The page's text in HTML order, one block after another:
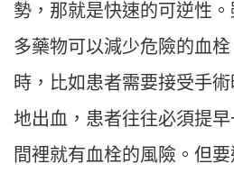
勢，那就是快速的可逆性
多藥物可以減少危險的血
時，比如患者需要接受手
地出血，患者往往必須提
間裡就有血栓的風險。但